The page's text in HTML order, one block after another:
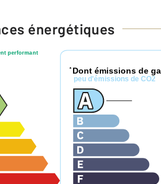
énergétiques
performant
* Dont émissions de
peu d'émissions de CO2